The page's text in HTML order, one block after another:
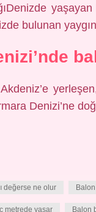
bulunan
Akdeniz’e
Denizi’ne
değerse ne olur
metrede yaşar Balon